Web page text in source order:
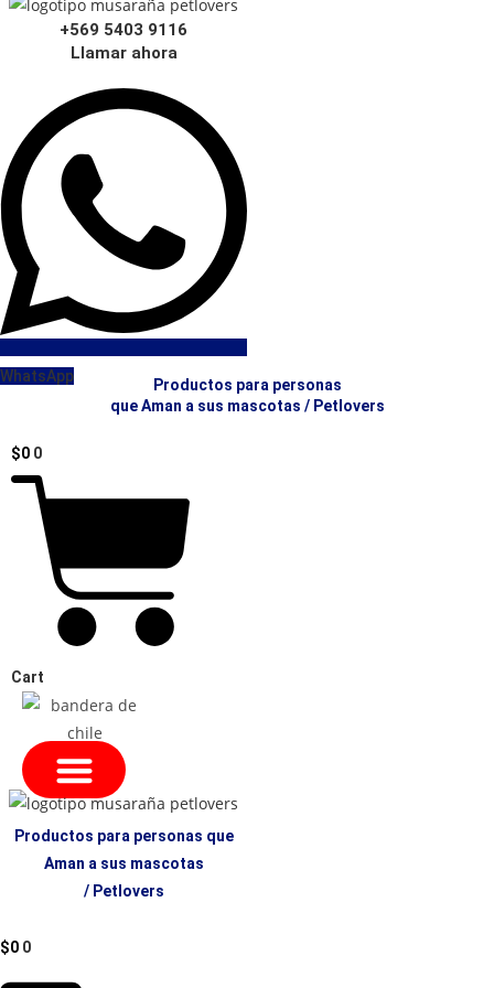
Ir
+569 5403 9116
Llamar ahora
WhatsApp
Productos para personas
que Aman a sus mascotas / Petlovers
$0 0
Cart
Productos para personas que
Aman a sus mascotas
/ Petlovers
$0 0